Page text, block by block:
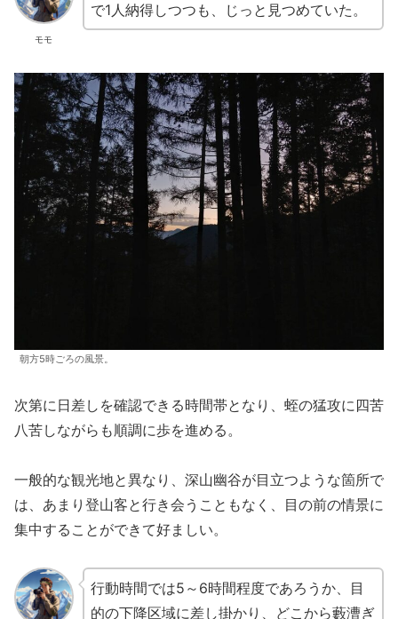
モモ
で1人納得しつつも、じっと見つめていた。
朝方5時ごろの風景。
次第に日差しを確認できる時間帯となり、蛭の猛攻に四苦
八苦しながらも順調に歩を進める。
一般的な観光地と異なり、深山幽谷が目立つような箇所で
は、あまり登山客と行き会うこともなく、目の前の情景に
集中することができて好ましい。
行動時間では5～6時間程度であろうか、目
的の下降区域に差し掛かり、どこから藪漕ぎ